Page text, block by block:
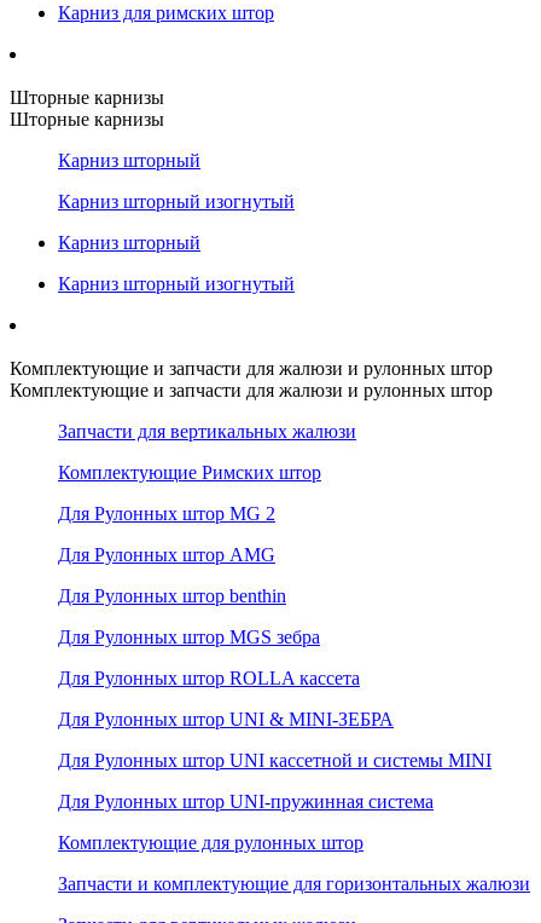
Карниз для римских штор
Шторные карнизы
Шторные карнизы
Карниз шторный
Карниз шторный изогнутый
Карниз шторный
Карниз шторный изогнутый
Комплектующие и запчасти для жалюзи и рулонных штор
Комплектующие и запчасти для жалюзи и рулонных штор
Запчасти для вертикальных жалюзи
Комплектующие Римских штор
Для Рулонных штор MG 2
Для Рулонных штор AMG
Для Рулонных штор benthin
Для Рулонных штор MGS зебра
Для Рулонных штор ROLLA кассета
Для Рулонных штор UNI & MINI-ЗЕБРА
Для Рулонных штор UNI кассетной и системы MINI
Для Рулонных штор UNI-пружинная система
Комплектующие для рулонных штор
Запчасти и комплектующие для горизонтальных жалюзи